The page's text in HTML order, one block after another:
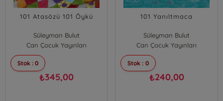
101 Atasözü 101 Öykü
Süleyman Bulut
Can Çocuk Yayınları
Stok : 0
₺345,00
101 Yanıltmaca
Süleyman Bulut
Can Çocuk Yayınları
Stok : 0
₺240,00